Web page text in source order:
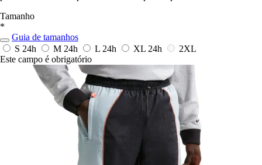
Tamanho
*
Guia de tamanhos
S 24h M 24h L 24h XL 24h
2XL
Este campo é obrigatório